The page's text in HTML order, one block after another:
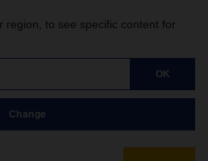
region, to see specific content for
OK
Change